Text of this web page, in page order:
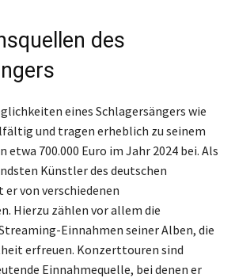
des
eines Schlagersängers wie
und tragen erheblich zu seinem
700.000 Euro im Jahr 2024 bei. Als
Künstler des deutschen
von verschiedenen
Hierzu zählen vor allem die
Einnahmen seiner Alben, die
erfreuen. Konzerttouren sind
Einnahmequelle, bei denen er